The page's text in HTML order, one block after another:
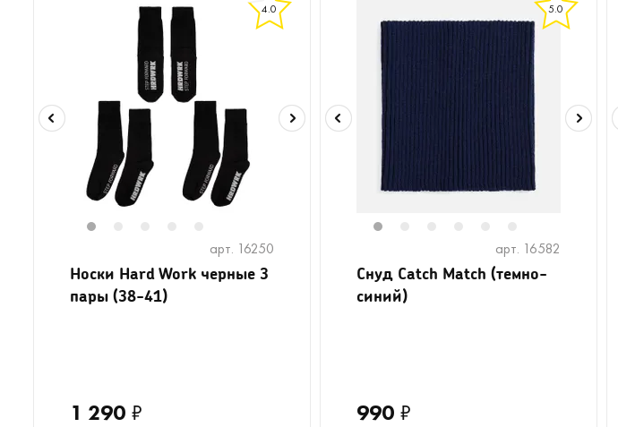
4.0
арт. 16250
Носки Hard Work черные 3
пары (38-41)
1 290 ₽
5.0
арт. 16582
Снуд Catch Match (темно-
синий)
990 ₽